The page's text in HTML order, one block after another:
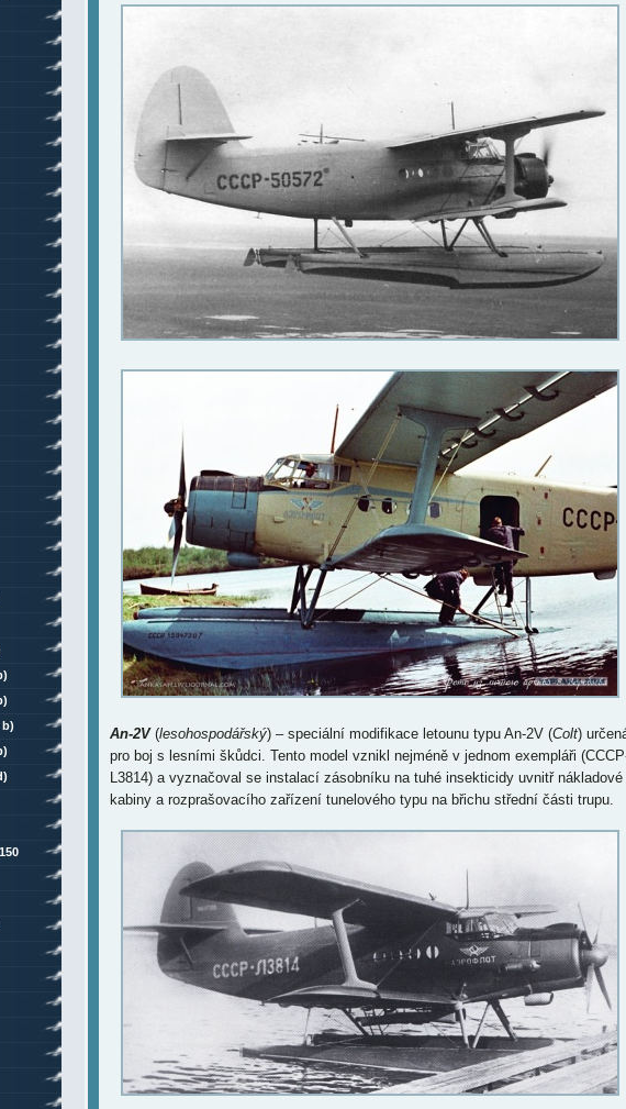
An-2V(lesohospodářský) – speciální modifikace letounu typu An-2V (Colt)
pro boj s lesními škůdci. Tento model vznikl nejméně v jednom exempláři
L3814) a vyznačoval se instalací zásobníku na tuhé insekticidy uvnitř nákladové
kabiny a rozprašovacího zařízení tunelového typu na břichu střední části trupu.
b)